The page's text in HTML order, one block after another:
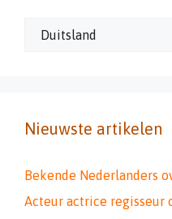
Categorieën
Nieuwste artikelen
Bekende Nederlanders
Acteur actrice regisseur